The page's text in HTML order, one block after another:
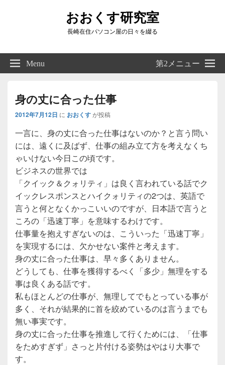
おおくす研究室
長崎在住パソコン屋の日々を綴る
Right
Sidebar
Widget
Menu 第2メニュー
身の丈に合った仕事
2012年7月12日 に おおくすが投稿
一言に、身の丈に合った仕事はないのか？と言う問い
には、遠くに及ばず、仕事の組み立て方を考えなくち
ゃいけない今日この頃です。
ビジネスの世界では
「クイック＆クォリティ」は良く言われている話でク
イックレスポンスとハイクォリティの2つは、英語で
言うと何となくかっこいいのですが、日本語で言うと
ころの「迅速丁寧」を意味するわけです。
仕事量を抱えすぎないのは、こういった「迅速丁寧」
を実現するには、欠かせない案件と考えます。
身の丈に合った仕事は、早々多くありません。
どうしても、仕事を獲得するべく「多少」無理をする
事は良くある話です。
私もほとんどの仕事が、無理してでもとっている事が
多く、それが結果的に首を絞めているのは言うまでも
無い事実です。
身の丈に合った仕事を推進して行くためには、「仕事
をためすぎず」さっと片付ける姿勢はやはり大事で
す。